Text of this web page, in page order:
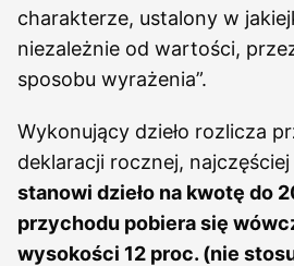
charakterze, ustalony w
niezależnie od wartości,
sposobu wyrażenia”.
Wykonujący dzieło rozlicza
deklaracji rocznej, najczęściej
stanowi dzieło na kwotę do
przychodu pobiera się
wysokości 12 proc. (nie